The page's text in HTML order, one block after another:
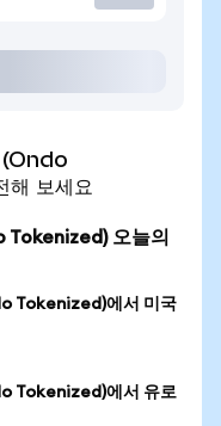
보세요
Tokenized) 오늘의
Tokenized)에서 미국
Tokenized)에서 유로